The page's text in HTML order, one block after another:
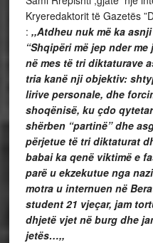
Kryeredaktorit të Gazetës
: ,,Atdheu nuk më ka
“Shqipëri më jep nder
në mes të tri diktaturave
tria kanë nji objektiv:
lirive personale, dhe
shoqënisë, ku çdo
shërben “partinë” dhe
përjetue të tri diktaturat
babai ka qenë viktimë e
parë u ekzekutue nga
motra u internuen në
student 21 vjeçar, jam
dhjetë vjet në burg dhe
jetës…,,